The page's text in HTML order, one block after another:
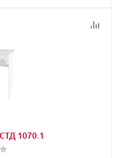
1070.1